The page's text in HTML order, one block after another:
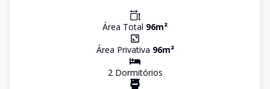
Área Total 96m²
Área Privativa 96m²
2Dormitórios